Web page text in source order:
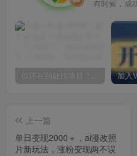
有时候，成
你还在到处找项目？还在当韭菜？我却靠卖项目一个月赚5万，曾经我也和你一样懵懂。
上一篇
单日变现2000＋，ai漫改照
片新玩法，涨粉变现两不误